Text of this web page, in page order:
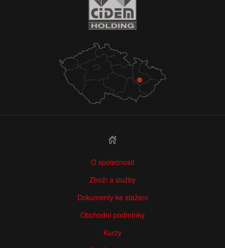
O společnosti
Zboží a služby
Dokumenty ke stažení
Obchodní podmínky
Kurzy